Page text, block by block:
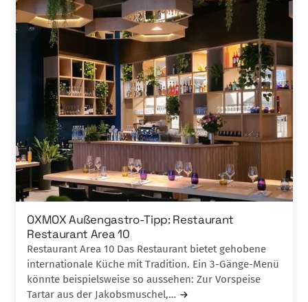
OXMOX Außengastro-Tipp: Restaurant
Restaurant Area 10
Restaurant Area 10 Das Restaurant bietet gehobene
internationale Küche mit Tradition. Ein 3-Gänge-Menü
könnte beispielsweise so aussehen: Zur Vorspeise
Tartar aus der Jakobsmuschel,…